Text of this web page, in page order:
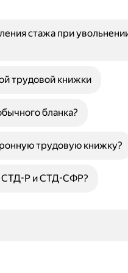
стажа при
трудовой книжки
бланка?
трудовую книжку?
СТД-Р и СТД-СФР?